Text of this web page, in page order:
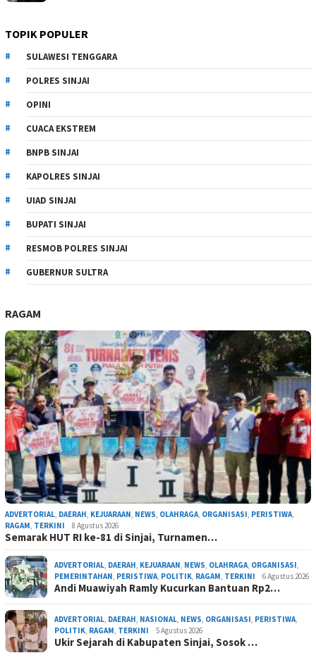
TOPIK POPULER
SULAWESI TENGGARA
POLRES SINJAI
OPINI
CUACA EKSTREM
BNPB SINJAI
KAPOLRES SINJAI
UIAD SINJAI
BUPATI SINJAI
RESMOB POLRES SINJAI
GUBERNUR SULTRA
RAGAM
ADVERTORIAL, DAERAH, KEJUARAAN, NEWS, OLAHRAGA, ORGANISASI, PERISTIWA,
RAGAM, TERKINI 8 Agustus 2026
Semarak HUT RI ke-81 di Sinjai, Turnamen…
ADVERTORIAL, DAERAH, KEJUARAAN, NEWS, OLAHRAGA, ORGANISASI,
PEMERINTAHAN, PERISTIWA, POLITIK, RAGAM, TERKINI 6 Agustus 2026
Andi Muawiyah Ramly Kucurkan Bantuan Rp2…
ADVERTORIAL, DAERAH, NASIONAL, NEWS, ORGANISASI, PERISTIWA,
POLITIK, RAGAM, TERKINI 5 Agustus 2026
Ukir Sejarah di Kabupaten Sinjai, Sosok …